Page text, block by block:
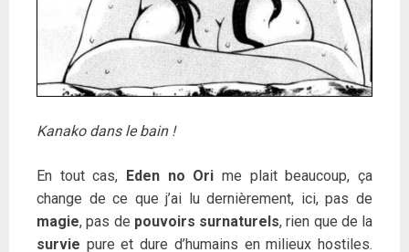
Kanako dans le bain !
En tout cas, Eden no Ori me plait beaucoup, ça
change de ce que j’ai lu dernièrement, ici, pas de
magie, pas de pouvoirs surnaturels, rien que de la
survie pure et dure d’humains en milieux hostiles.